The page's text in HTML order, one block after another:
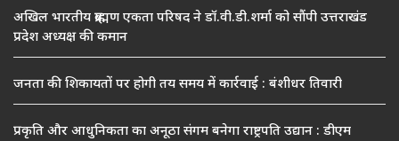
अखिल भारतीय ब्राह्मण एकता परिषद ने डॉ.वी.डी.शर्मा को सौंपी उत्तराखंड
प्रदेश अध्यक्ष की कमान
जनता की शिकायतों पर होगी तय समय में कार्रवाई : बंशीधर तिवारी
प्रकृति और आधुनिकता का अनूठा संगम बनेगा राष्ट्रपति उद्यान : डीएम